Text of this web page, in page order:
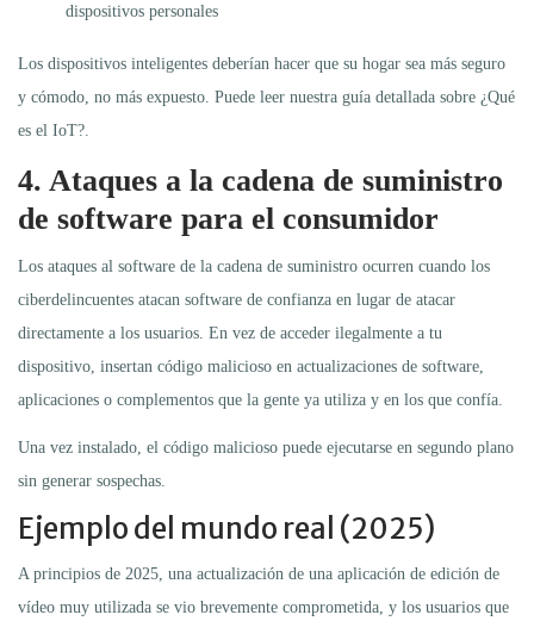
dispositivos personales
Los dispositivos inteligentes deberían hacer que su hogar sea más seguro
y cómodo, no más expuesto. Puede leer nuestra guía detallada sobre ¿Qué
es el IoT?.
4. Ataques a la cadena de suministro
de software para el consumidor
Los ataques al software de la cadena de suministro ocurren cuando los
ciberdelincuentes atacan software de confianza en lugar de atacar
directamente a los usuarios. En vez de acceder ilegalmente a tu
dispositivo, insertan código malicioso en actualizaciones de software,
aplicaciones o complementos que la gente ya utiliza y en los que confía.
Una vez instalado, el código malicioso puede ejecutarse en segundo plano
sin generar sospechas.
Ejemplo del mundo real (2025)
A principios de 2025, una actualización de una aplicación de edición de
vídeo muy utilizada se vio brevemente comprometida, y los usuarios que